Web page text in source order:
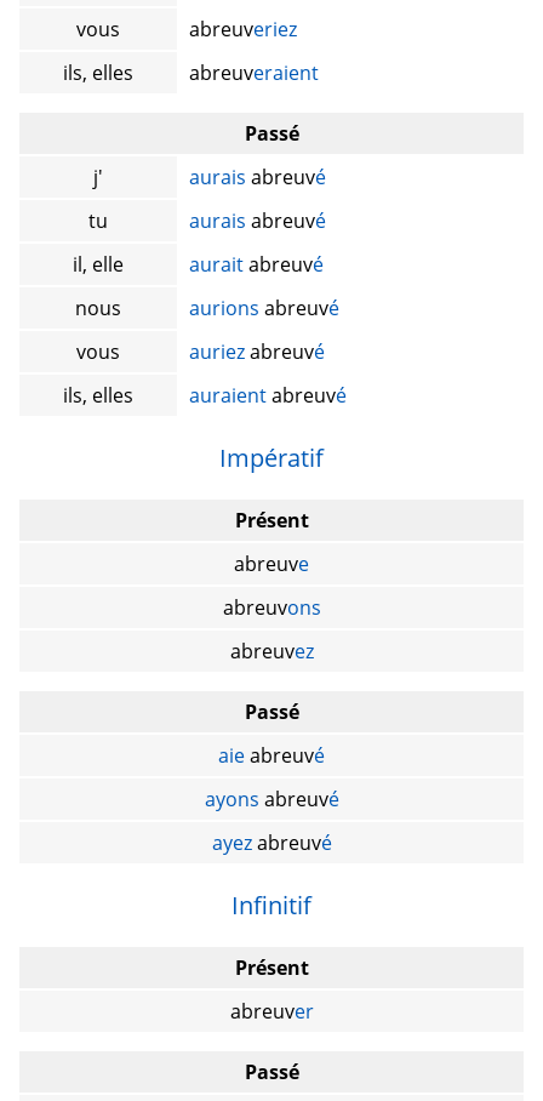
vous
abreuveriez
ils, elles
abreuveraient
Passé
j'
aurais abreuvé
tu
aurais abreuvé
il, elle
auraitabreuvé
nous
aurions abreuvé
vous
auriezabreuvé
ils, elles
auraientabreuvé
Impératif
Présent
abreuve
abreuvons
abreuvez
Passé
aieabreuvé
ayons abreuvé
ayezabreuvé
Infinitif
Présent
abreuver
Passé